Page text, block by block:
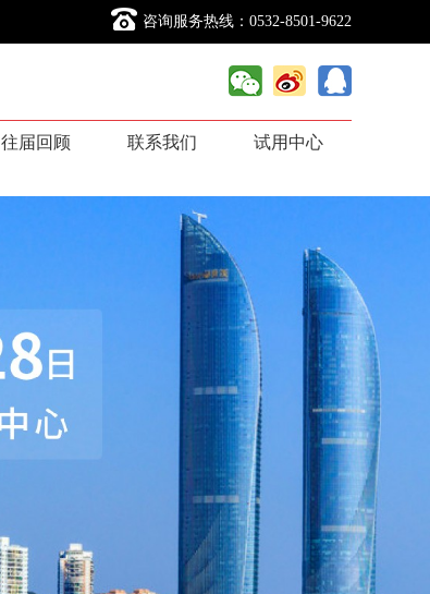
咨询服务热线：0532-8501-9622
往届回顾 联系我们 试用中心